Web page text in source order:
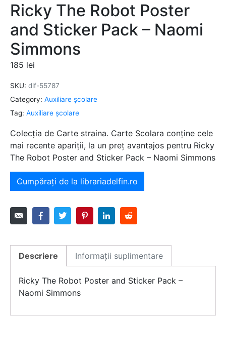
Ricky The Robot Poster
and Sticker Pack – Naomi
Simmons
185 lei
SKU: dlf-55787
Category: Auxiliare şcolare
Tag: Auxiliare şcolare
Colecția de Carte straina. Carte Scolara conține cele
mai recente apariții, la un preț avantajos pentru Ricky
The Robot Poster and Sticker Pack – Naomi Simmons
Cumpărați de la librariadelfin.ro
Descriere Informații suplimentare
Ricky The Robot Poster and Sticker Pack –
Naomi Simmons